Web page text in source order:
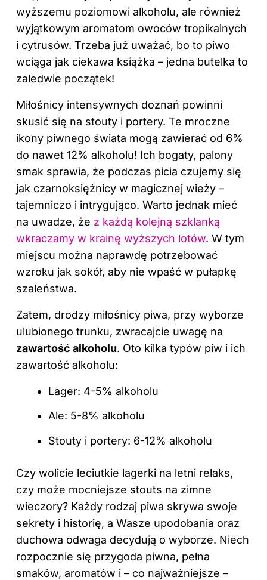
wyższemu poziomowi alkoholu, ale również
wyjątkowym aromatom owoców tropikalnych
i cytrusów. Trzeba już uważać, bo to piwo
wciąga jak ciekawa książka – jedna butelka to
zaledwie początek!
Miłośnicy intensywnych doznań powinni
skusić się na stouty i portery. Te mroczne
ikony piwnego świata mogą zawierać od 6%
do nawet 12% alkoholu! Ich bogaty, palony
smak sprawia, że podczas picia czujemy się
jak czarnoksiężnicy w magicznej wieży –
tajemniczo i intrygująco. Warto jednak mieć
na uwadze, że z każdą kolejną szklanką
wkraczamy w krainę wyższych lotów. W tym
miejscu można naprawdę potrzebować
wzroku jak sokół, aby nie wpaść w pułapkę
szaleństwa.
Zatem, drodzy miłośnicy piwa, przy wyborze
ulubionego trunku, zwracajcie uwagę na
zawartość alkoholu. Oto kilka typów piw i ich
zawartość alkoholu:
Lager: 4-5% alkoholu
Ale: 5-8% alkoholu
Stouty i portery: 6-12% alkoholu
Czy wolicie leciutkie lagerki na letni relaks,
czy może mocniejsze stouts na zimne
wieczory? Każdy rodzaj piwa skrywa swoje
sekrety i historię, a Wasze upodobania oraz
duchowa odwaga decydują o wyborze. Niech
rozpocznie się przygoda piwna, pełna
smaków, aromatów i – co najważniejsze –